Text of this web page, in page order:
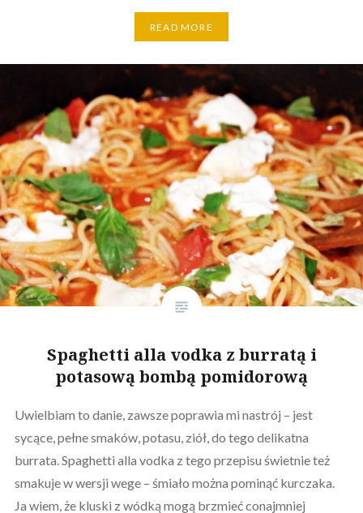
READ MORE
Spaghetti alla vodka z burratą i
potasową bombą pomidorową
Uwielbiam to danie, zawsze poprawia mi nastrój – jest
sycące, pełne smaków, potasu, ziół, do tego delikatna
burrata. Spaghetti alla vodka z tego przepisu świetnie też
smakuje w wersji wege – śmiało można pominąć kurczaka.
Ja wiem, że kluski z wódką mogą brzmieć conajmniej